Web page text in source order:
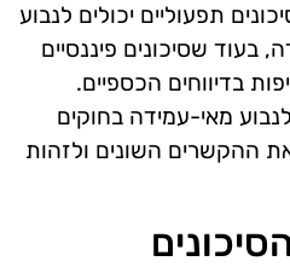
תפעוליים יכולים לנבוע
בעוד שסיכונים פיננסיים
בדיווחים הכספיים.
לנבוע מאי-עמידה בחוקים
ההקשרים השונים ולזהות